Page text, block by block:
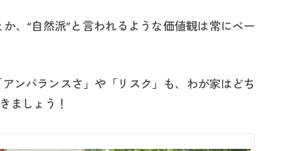
、“自然派”と言われるような価値観は常にベー
ンバランスさ」や「リスク」も、わが家はどち
ましょう！